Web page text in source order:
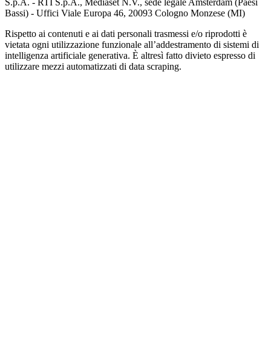
S.p.A. - RTI S.p.A., Mediaset N.V., sede legale Amsterdam (Paesi
Bassi) - Uffici Viale Europa 46, 20093 Cologno Monzese (MI)
Rispetto ai contenuti e ai dati personali trasmessi e/o riprodotti è
vietata ogni utilizzazione funzionale all’addestramento di sistemi di
intelligenza artificiale generativa. È altresì fatto divieto espresso di
utilizzare mezzi automatizzati di data scraping.